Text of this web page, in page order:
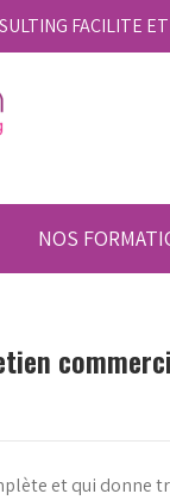
FACILITE
NOS
et qui donne